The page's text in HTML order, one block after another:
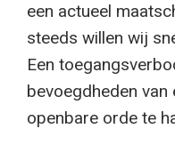
een actueel
steeds willen wij
Een
bevoegdheden
openbare orde te